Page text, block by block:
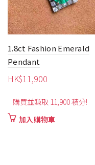
1.8ct Fashion Emerald
Pendant
HK$11,900
購買並賺取 11,900 積分!
加入購物車